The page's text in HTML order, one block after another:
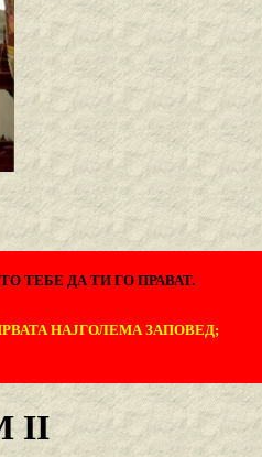
ТЕБЕ ДА ТИ ГО ПРАВАТ.
НАЈГОЛЕМА ЗАПОВЕД;
II